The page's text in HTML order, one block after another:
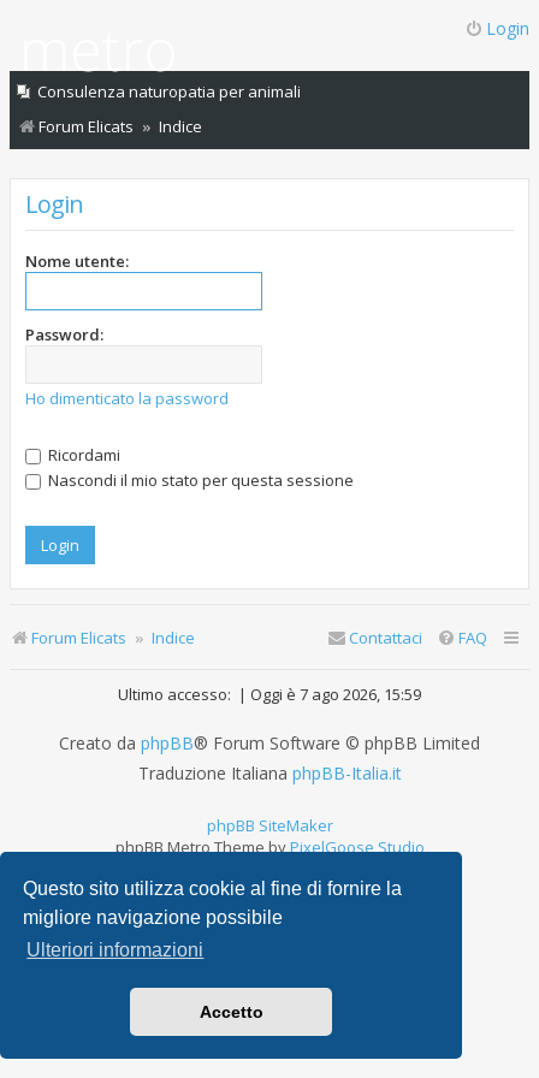
Questo sito utilizza cookie al fine di fornire la
migliore navigazione possibile
Ulteriori informazioni
Accetto
Login
Consulenza naturopatia per animali
Forum Elicats
Indice
Login
Nome utente:
Password:
Ho dimenticato la password
Ricordami
Nascondi il mio stato per questa sessione
Forum Elicats Indice FAQ
Contattaci
Ultimo accesso: | Oggi è 7 ago 2026, 15:59
Creato da phpBB® Forum Software © phpBB Limited
Traduzione Italiana phpBB-Italia.it
phpBB SiteMaker
phpBB Metro Theme byPixelGoose Studio